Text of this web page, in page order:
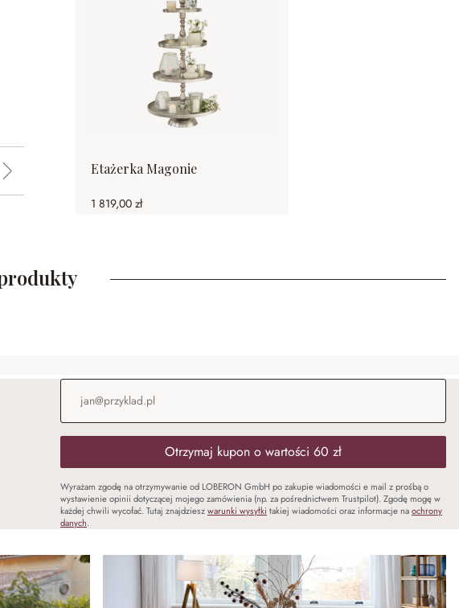
Etażerka Magonie
1 819,00 zł
Adres e-mail
Otrzymaj kupon o wartości 60 zł
Wyrażam zgodę na otrzymywanie od LOBERON GmbH po zakupie wiadomości e mail z prośbą o
wystawienie opinii dotyczącej mojego zamówienia (np. za pośrednictwem Trustpilot). Zgodę mogę w
każdej chwili wycofać. Tutaj znajdzieszwarunki wysyłki takiej wiadomości oraz informacje naochrony
danych.